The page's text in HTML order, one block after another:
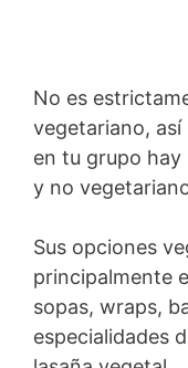
No es
vegetariano, así
en tu grupo hay
y no
Sus opciones
principalmente
sopas, wraps,
especialidades